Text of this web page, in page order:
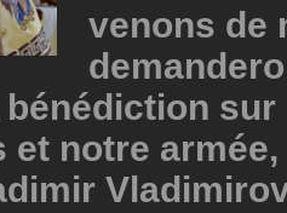
venons de
bénédiction
et notre